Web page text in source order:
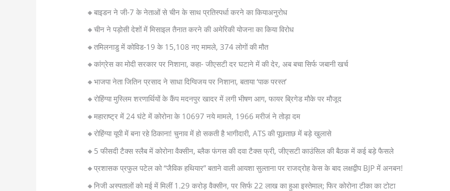
🔸बाइडन ने जी-7 के नेताओं से चीन के साथ प्रतिस्पर्धा करने का कियाअनुरोध
🔸चीन ने पड़ोसी देशों में मिसाइल तैनात करने की अमेरिकी योजना का किया विरोध
🔸तमिलनाडु में कोविड-19 के 15,108 नए मामले, 374 लोगों की मौत
🔸कांग्रेस का मोदी सरकार पर निशाना, कहा- जीएसटी दर घटाने में की देर, अब बचा सिर्फ जबानी खर्च
🔸भाजपा नेता जितिन प्रसाद ने साधा दिग्विजय पर निशाना, बताया ‘पाक परस्त’
🔸रोहिंग्या मुस्लिम शरणार्थियों के कैंप मदनपुर खादर में लगी भीषण आग, फायर ब्रिगेड मौके पर मौजूद
🔸महाराष्ट्र में 24 घंटे में कोरोना के 10697 नये मामले, 1966 मरीजं ने तोड़ा दम
🔸रोहिंग्या यूपी में बना रहे ठिकाना! चुनाव में हो सकती है भागीदारी, ATS की पूछताछ में बड़े खुलासे
🔸5 फीसदी टैक्स स्लैब में कोरोना वैक्सीन, ब्लैक फंगस की दवा टैक्स फ्री, जीएसटी काउंसिल की बैठक में कई बड़े फैसले
🔸प्रशासक प्रफुल पटेल को “जैविक हथियार” बताने वाली आयशा सुल्ताना पर राजद्रोह केस के बाद लक्षद्वीप BJP में अनबन!
🔸निजी अस्पतालों को मई में मिलीं 1.29 करोड़ वैक्सीन, पर सिर्फ 22 लाख का हुआ इस्तेमाल; फिर कोरोना टीका का टोटा